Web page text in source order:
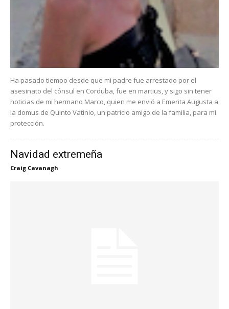
Ha pasado tiempo desde que mi padre fue arrestado por el
asesinato del cónsul en Corduba, fue en martius, y sigo sin tener
noticias de mi hermano Marco, quien me envió a Emerita Augusta a
la domus de Quinto Vatinio, un patricio amigo de la familia, para mi
protección.
Navidad extremeña
Craig Cavanagh